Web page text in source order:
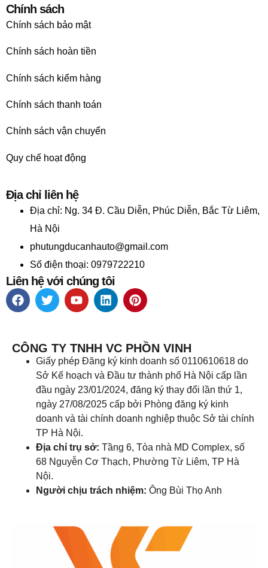
Chính sách
Chính sách bảo mật
Chính sách hoàn tiền
Chính sách kiểm hàng
Chính sách thanh toán
Chính sách vận chuyển
Quy chế hoạt động
Địa chỉ liên hệ
Địa chỉ: Ng. 34 Đ. Cầu Diễn, Phúc Diễn, Bắc Từ Liêm,
Hà Nội
phutungducanhauto@gmail.com
Số điện thoại: 0979722210
Liên hệ với chúng tôi
CÔNG TY TNHH VC PHỒN VINH
Giấy phép Đăng ký kinh doanh số 0110610618 do
Sở Kế hoạch và Đầu tư thành phố Hà Nội cấp lần
đầu ngày 23/01/2024, đăng ký thay đổi lần thứ 1,
ngày 27/08/2025 cấp bởi Phòng đăng ký kinh
doanh và tài chính doanh nghiệp thuộc Sở tài chính
TP Hà Nội.
Địa chỉ trụ sở: Tầng 6, Tòa nhà MD Complex, số
68 Nguyễn Cơ Thạch, Phường Từ Liêm, TP Hà
Nội.
Người chịu trách nhiệm: Ông Bùi Thọ Anh